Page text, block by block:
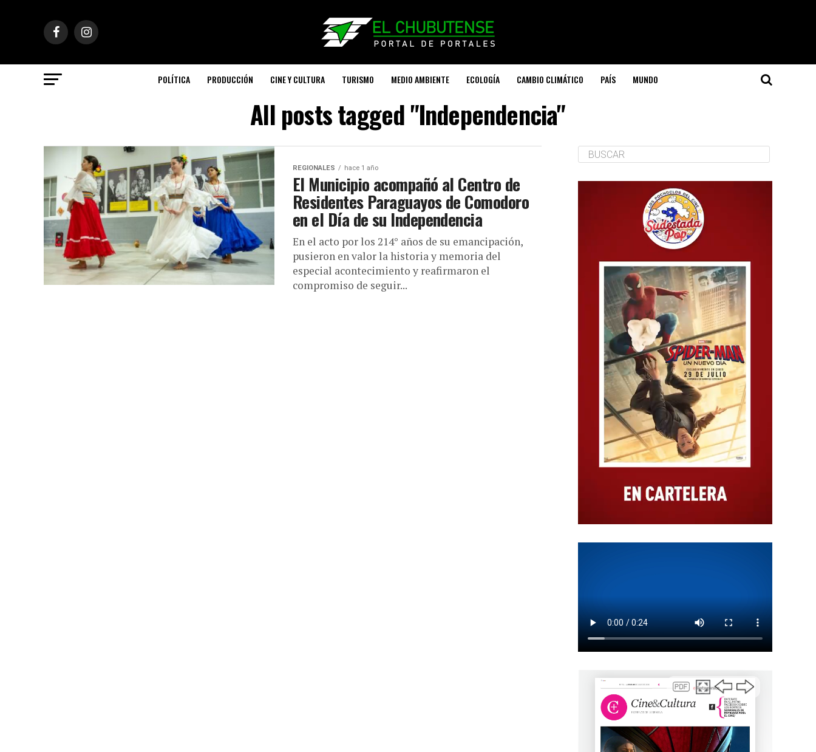
POLÍTICA PRODUCCIÓN CINE Y CULTURA TURISMO MEDIO AMBIENTE ECOLOGÍA CAMBIO CLIMÁTICO PAÍS MUNDO
All posts tagged "Independencia"
REGIONALES hace 1 año
El Municipio acompañó al Centro de
Residentes Paraguayos de Comodoro
en el Día de su Independencia
En el acto por los 214° años de su emancipación,
pusieron en valor la historia y memoria del
especial acontecimiento y reafirmaron el
compromiso de seguir...